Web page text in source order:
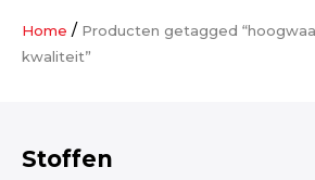
Damesstoffen
Home / Producten getagged
kwaliteit”
Stoffen